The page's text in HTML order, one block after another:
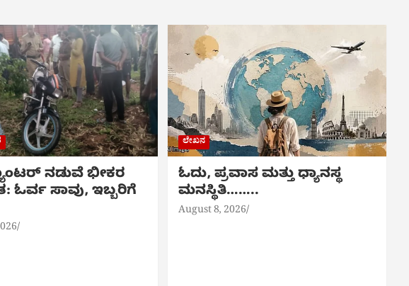
ನಡುವೆ ಭೀಕರ
ಓರ್ವ ಸಾವು, ಇಬ್ಬರಿಗೆ
ಲೇಖನ
ಓದು, ಪ್ರವಾಸ ಮತ್ತು ಧ್ಯಾನಸ್ಥ
ಮನಸ್ಥಿತಿ……..
August 8, 2026